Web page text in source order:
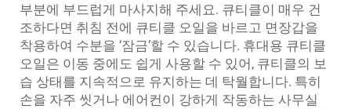
부분에 부드럽게 마사지해 주세요. 큐티클이 매우 건
조하다면 취침 전에 큐티클 오일을 바르고 면장갑을
착용하여 수분을 ‘잠금’할 수 있습니다. 휴대용 큐티클
오일은 이동 중에도 쉽게 사용할 수 있어, 큐티클의 보
습 상태를 지속적으로 유지하는 데 탁월합니다. 특히
손을 자주 씻거나 에어컨이 강하게 작동하는 사무실